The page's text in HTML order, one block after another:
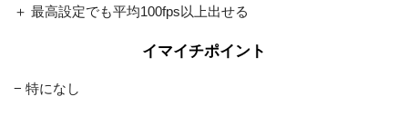
＋ 最高設定でも平均100fps以上出せる
イマイチポイント
− 特になし